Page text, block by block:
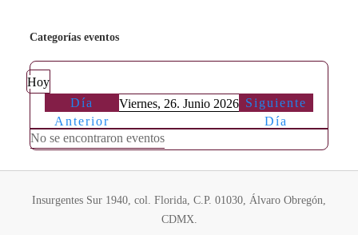
Categorías eventos
Hoy
Día
Anterior
Viernes, 26. Junio 2026 Siguiente
Día
No se encontraron eventos
Insurgentes Sur 1940, col. Florida, C.P. 01030, Álvaro Obregón,
CDMX.